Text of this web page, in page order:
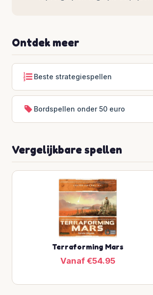
Ontdek meer
Beste strategiespellen
Bordspellen onder 50 euro
Vergelijkbare spellen
Terraforming Mars
Vanaf €54.95